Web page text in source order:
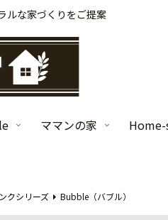
ルな家づくりをご提案
ママンの家
クシリーズ Bubble（バブル）